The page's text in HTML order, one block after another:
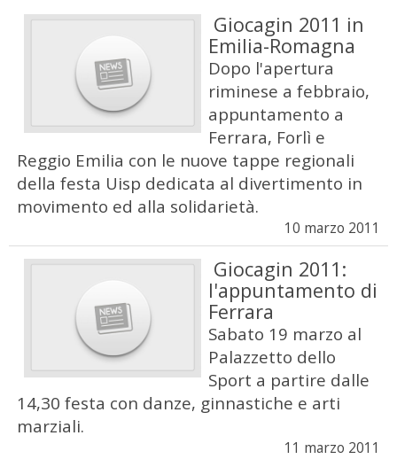
Giocagin 2011 in
Emilia-Romagna
Dopo l'apertura
riminese a febbraio,
appuntamento a
Ferrara, Forlì e
Reggio Emilia con le nuove tappe regionali
della festa Uisp dedicata al divertimento in
movimento ed alla solidarietà.
10 marzo 2011
Giocagin 2011:
l'appuntamento di
Ferrara
Sabato 19 marzo al
Palazzetto dello
Sport a partire dalle
14,30 festa con danze, ginnastiche e arti
marziali.
11 marzo 2011